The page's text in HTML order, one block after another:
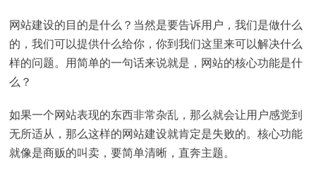
网站建设的目的是什么？当然是要告诉用户，我们是做什么
的，我们可以提供什么给你，你到我们这里来可以解决什么
样的问题。用简单的一句话来说就是，网站的核心功能是什
么？
如果一个网站表现的东西非常杂乱，那么就会让用户感觉到
无所适从，那么这样的网站建设就肯定是失败的。核心功能
就像是商贩的叫卖，要简单清晰，直奔主题。